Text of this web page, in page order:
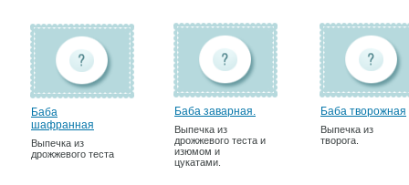
Баба
шафранная
Выпечка из
дрожжевого теста
Баба заварная.
Выпечка из
дрожжевого теста и
изюмом и
цукатами.
Баба творожная
Выпечка из
творога.